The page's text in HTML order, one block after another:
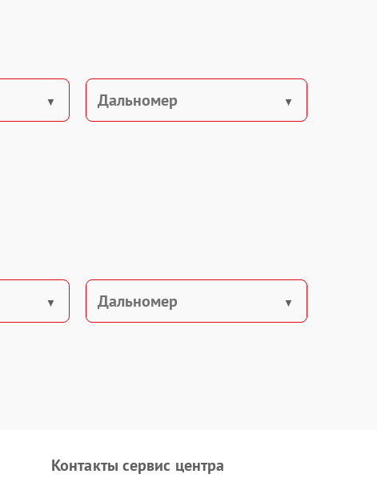
Дальномер
Дальномер
Контакты сервис центра